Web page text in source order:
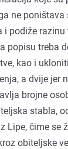
ne poništava
i podiže razinu
popisu treba
kao i
a dvije jer
brojne
stabla,
Lipe, čime se
obiteljske